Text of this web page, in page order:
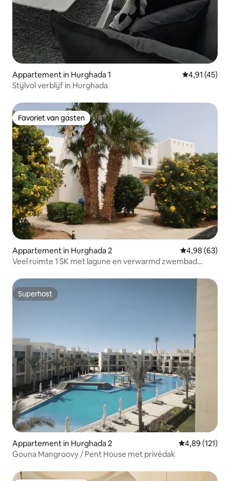
Appartement in Hurghada 1 Gemiddelde
4,91 (45)
Stijlvol verblijf in Hurghada
Favoriet van gasten
Favoriet van gasten
Appartement in Hurghada 2 Gemiddelde
4,98 (63)
Veel ruimte 1 SK met lagune en verwarmd zwembad
Superhost
Superhost
Appartement in Hurghada 2 Gemiddelde
4,89 (121)
Gouna Mangroovy / Pent House met privédak